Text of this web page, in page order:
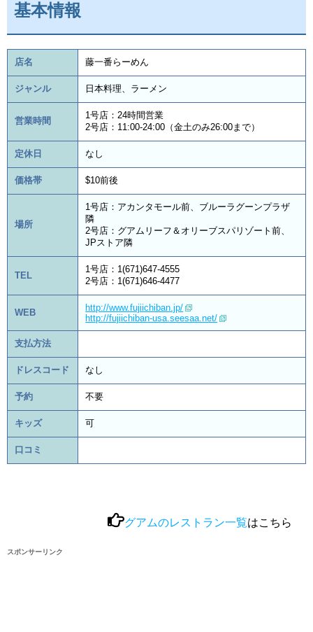
基本情報
店名 藤一番らーめん
ジャンル 日本料理、ラーメン
営業時間
1号店：24時間営業
2号店：11:00-24:00（金土のみ26:00まで）
定休日 なし
価格帯 $10前後
場所
1号店：アカンタモール前、ブルーラグーンプラザ
隣
2号店：グアムリーフ＆オリーブスパリゾート前、
JPストア隣
TEL
1号店：1(671)647-4555
2号店：1(671)646-4477
WEB
http://www.fujiichiban.jp/
http://fujiichiban-usa.seesaa.net/
支払方法
ドレスコード なし
予約 不要
キッズ 可
口コミ
グアムのレストラン一覧はこちら
スポンサーリンク